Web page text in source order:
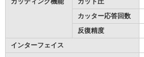
カッター応答回数
反復精度
インターフェイス